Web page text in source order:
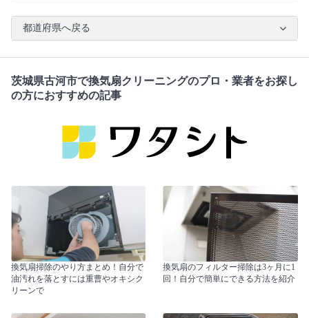
都道府県へ戻る
茨城県古河市で換気扇クリーニングのプロ・業者をお探し
の方におすすめの記事
換気扇掃除のやり方まとめ！自分で
油汚れを落とすには重曹やオキシク
リーンで
換気扇のフィルター掃除は3ヶ月に1
回！自分で簡単にできる方法を紹介